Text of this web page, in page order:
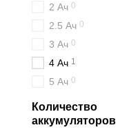
2 Ач 0
2.5 Ач 0
3 Ач 0
4 Ач 1
5 Ач 0
Количество
аккумуляторов